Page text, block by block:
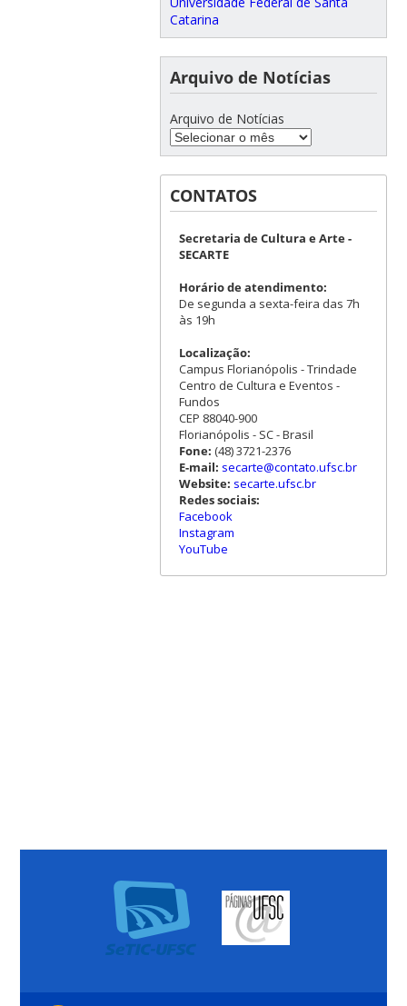
Catarina
Arquivo de Notícias
Arquivo de Notícias
CONTATOS
Secretaria de Cultura e Arte -
SECARTE
Horário de atendimento:
De segunda a sexta-feira das 7h
às 19h
Localização:
Campus Florianópolis - Trindade
Centro de Cultura e Eventos -
Fundos
CEP 88040-900
Florianópolis - SC - Brasil
Fone: (48) 3721-2376
E-mail: secarte@contato.ufsc.br
Website: secarte.ufsc.br
Redes sociais:
Facebook
Instagram
YouTube